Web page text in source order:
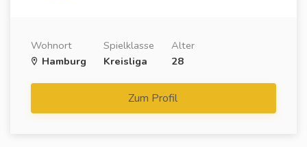
Wohnort
Hamburg
Spielklasse
Kreisliga
Alter
28
Zum Profil